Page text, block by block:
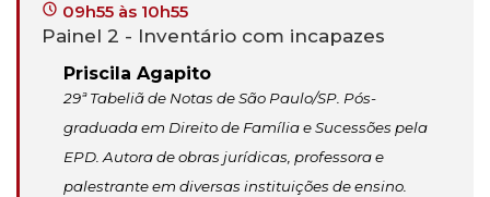
09h55 às 10h55
Painel 2 - Inventário com incapazes
Priscila Agapito
29ª Tabeliã de Notas de São Paulo/SP. Pós-
graduada em Direito de Família e Sucessões pela
EPD. Autora de obras jurídicas, professora e
palestrante em diversas instituições de ensino.